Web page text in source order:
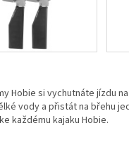
Hobie si vychutnáte jízdu
vody a přistát na
každému kajaku Hobie.